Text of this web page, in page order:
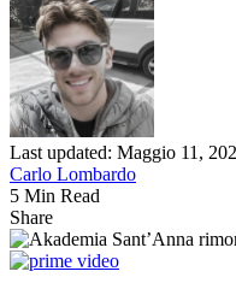
Last updated: Maggio 11,
Carlo Lombardo
5 Min Read
Share